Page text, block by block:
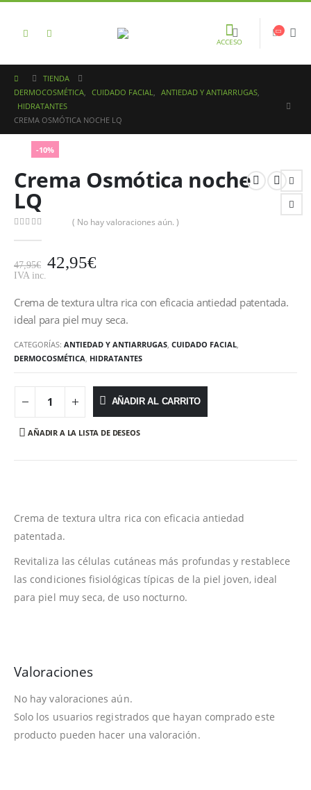
ACCESO
TIENDA
DERMOCOSMÉTICA, CUIDADO FACIAL, ANTIEDAD Y ANTIARRUGAS,
HIDRATANTES
CREMA OSMÓTICA NOCHE LQ
-10%
Crema Osmótica noche
LQ
( No hay valoraciones aún. )
47,95€ 42,95€
IVA inc.
Crema de textura ultra rica con eficacia antiedad patentada.
ideal para piel muy seca.
CATEGORÍAS: ANTIEDAD Y ANTIARRUGAS, CUIDADO FACIAL,
DERMOCOSMÉTICA, HIDRATANTES
AÑADIR AL CARRITO
AÑADIR A LA LISTA DE DESEOS
Crema de textura ultra rica con eficacia antiedad
patentada.
Revitaliza las células cutáneas más profundas y restablece
las condiciones fisiológicas típicas de la piel joven, ideal
para piel muy seca, de uso nocturno.
Valoraciones
No hay valoraciones aún.
Solo los usuarios registrados que hayan comprado este
producto pueden hacer una valoración.